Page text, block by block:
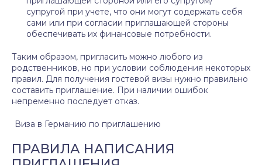
супругой при учете, что они могут содержать себя
сами или при согласии приглашающей стороны
обеспечивать их финансовые потребности.
Таким образом, пригласить можно любого из
родственников, но при условии соблюдения некоторых
правил. Для получения гостевой визы нужно правильно
составить приглашение. При наличии ошибок
непременно последует отказ.
Виза в Германию по приглашению
ПРАВИЛА НАПИСАНИЯ